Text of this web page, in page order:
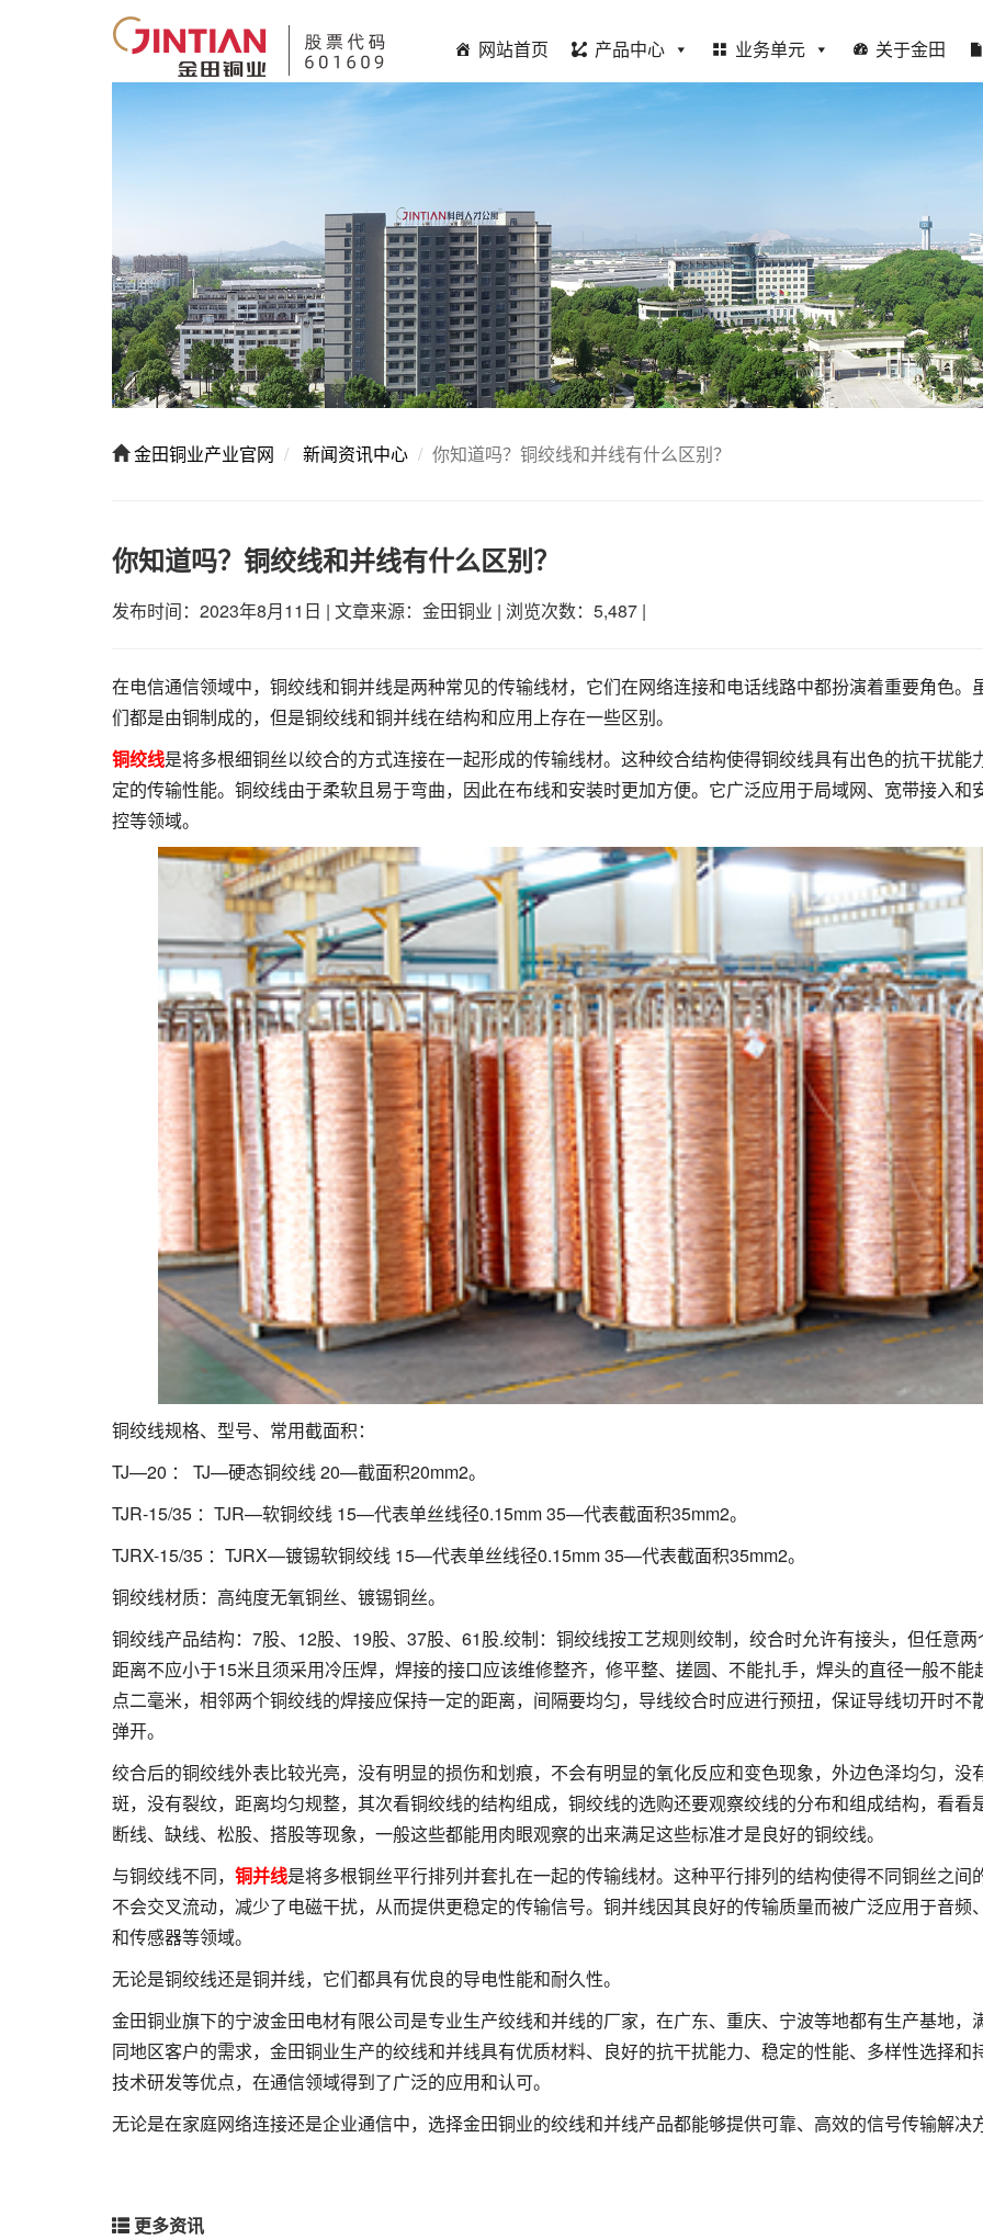
网站首页 产品中心 业务单元 关于金田
金田铜业产业官网 新闻资讯中心 你知道吗？铜绞线和并线有什么区别？
你知道吗？铜绞线和并线有什么区别？
发布时间：2023年8月11日 | 文章来源：金田铜业 | 浏览次数：5,487 |
在电信通信领域中，铜绞线和铜并线是两种常见的传输线材，它们在网络连接和电话线路中都扮演着重要角色。
们都是由铜制成的，但是铜绞线和铜并线在结构和应用上存在一些区别。
铜绞线是将多根细铜丝以绞合的方式连接在一起形成的传输线材。这种绞合结构使得铜绞线具有出色的抗干扰能
定的传输性能。铜绞线由于柔软且易于弯曲，因此在布线和安装时更加方便。它广泛应用于局域网、宽带接入和
控等领域。
铜绞线规格、型号、常用截面积：
TJ—20 ： TJ—硬态铜绞线 20—截面积20mm2。
TJR-15/35 ：TJR—软铜绞线 15—代表单丝线径0.15mm 35—代表截面积35mm2。
TJRX-15/35 ：TJRX—镀锡软铜绞线 15—代表单丝线径0.15mm 35—代表截面积35mm2。
铜绞线材质：高纯度无氧铜丝、镀锡铜丝。
铜绞线产品结构：7股、12股、19股、37股、61股.绞制：铜绞线按工艺规则绞制，绞合时允许有接头，但任意两
距离不应小于15米且须采用冷压焊，焊接的接口应该维修整齐，修平整、搓圆、不能扎手，焊头的直径一般不能
点二毫米，相邻两个铜绞线的焊接应保持一定的距离，间隔要均匀，导线绞合时应进行预扭，保证导线切开时不
弹开。
绞合后的铜绞线外表比较光亮，没有明显的损伤和划痕，不会有明显的氧化反应和变色现象，外边色泽均匀，没
斑，没有裂纹，距离均匀规整，其次看铜绞线的结构组成，铜绞线的选购还要观察绞线的分布和组成结构，看看
断线、缺线、松股、搭股等现象，一般这些都能用肉眼观察的出来满足这些标准才是良好的铜绞线。
与铜绞线不同， 铜并线是将多根铜丝平行排列并套扎在一起的传输线材。这种平行排列的结构使得不同铜丝之间
不会交叉流动，减少了电磁干扰，从而提供更稳定的传输信号。铜并线因其良好的传输质量而被广泛应用于音频
和传感器等领域。
无论是铜绞线还是铜并线，它们都具有优良的导电性能和耐久性。
金田铜业旗下的宁波金田电材有限公司是专业生产绞线和并线的厂家，在广东、重庆、宁波等地都有生产基地，
同地区客户的需求，金田铜业生产的绞线和并线具有优质材料、良好的抗干扰能力、稳定的性能、多样性选择和
技术研发等优点，在通信领域得到了广泛的应用和认可。
无论是在家庭网络连接还是企业通信中，选择金田铜业的绞线和并线产品都能够提供可靠、高效的信号传输解决
更多资讯